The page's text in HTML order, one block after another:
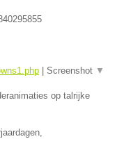
Screenshot ▼
op talrijke